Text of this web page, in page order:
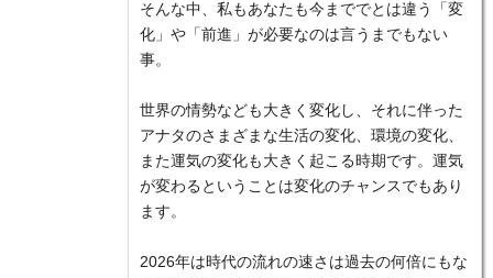
そんな中、私もあなたも今まででとは違う「変
化」や「前進」が必要なのは言うまでもない
事。
世界の情勢なども大きく変化し、それに伴った
アナタのさまざまな生活の変化、環境の変化、
また運気の変化も大きく起こる時期です。運気
が変わるということは変化のチャンスでもあり
ます。
2026年は時代の流れの速さは過去の何倍にもな